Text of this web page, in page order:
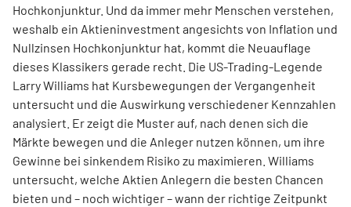
Hochkonjunktur. Und da immer mehr Menschen verstehen,
weshalb ein Aktieninvestment angesichts von Inflation und
Nullzinsen Hochkonjunktur hat, kommt die Neuauflage
dieses Klassikers gerade recht. Die US-Trading-Legende
Larry Williams hat Kursbewegungen der Vergangenheit
untersucht und die Auswirkung verschiedener Kennzahlen
analysiert. Er zeigt die Muster auf, nach denen sich die
Märkte bewegen und die Anleger nutzen können, um ihre
Gewinne bei sinkendem Risiko zu maximieren. Williams
untersucht, welche Aktien Anlegern die besten Chancen
bieten und – noch wichtiger – wann der richtige Zeitpunkt